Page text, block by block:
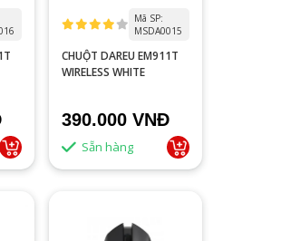
Mã SP:
MSDA0015
CHUỘT DAREU EM911T
WIRELESS WHITE
390.000 VNĐ
Sẵn hàng